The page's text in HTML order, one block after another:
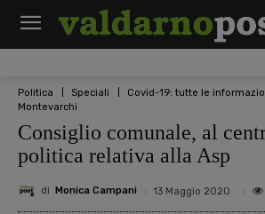
Politica Speciali Covid-19: tutte le
Montevarchi
Consiglio comunale, al
politica relativa alla Asp
di Monica Campani 13 Maggio 2020